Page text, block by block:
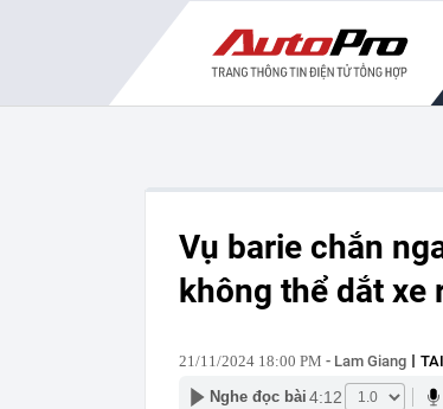
Vụ barie chắn
không thể dắt xe
21/11/2024 18:00 PM - Lam Giang
Nghe đọc bài 4:12